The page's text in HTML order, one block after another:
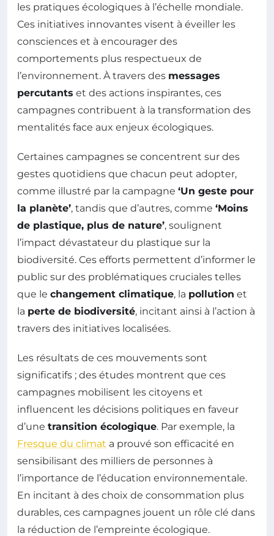
les pratiques écologiques à l’échelle mondiale.
Ces initiatives innovantes visent à éveiller les
consciences et à encourager des
comportements plus respectueux de
l’environnement. À travers des messages
percutants et des actions inspirantes, ces
campagnes contribuent à la transformation des
mentalités face aux enjeux écologiques.
Certaines campagnes se concentrent sur des
gestes quotidiens que chacun peut adopter,
comme illustré par la campagne ‘Un geste pour
la planète’, tandis que d’autres, comme ‘Moins
de plastique, plus de nature’, soulignent
l’impact dévastateur du plastique sur la
biodiversité. Ces efforts permettent d’informer le
public sur des problématiques cruciales telles
que le changement climatique, la pollution et
la perte de biodiversité, incitant ainsi à l’action à
travers des initiatives localisées.
Les résultats de ces mouvements sont
significatifs ; des études montrent que ces
campagnes mobilisent les citoyens et
influencent les décisions politiques en faveur
d’une transition écologique. Par exemple, la
Fresque du climat a prouvé son efficacité en
sensibilisant des milliers de personnes à
l’importance de l’éducation environnementale.
En incitant à des choix de consommation plus
durables, ces campagnes jouent un rôle clé dans
la réduction de l’empreinte écologique.